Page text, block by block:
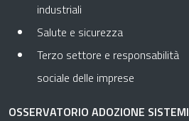
industriali
Salute e sicurezza
Terzo settore e responsabilità
sociale delle imprese
OSSERVATORIO ADOZIONE SISTEMI